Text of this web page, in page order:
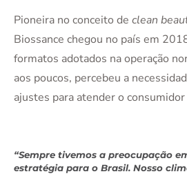
Pioneira no conceito de clean
Biossance chegou no país em
formatos adotados na operação
aos poucos, percebeu a
ajustes para atender o
“Sempre tivemos a preocupação
estratégia para o Brasil. Nosso